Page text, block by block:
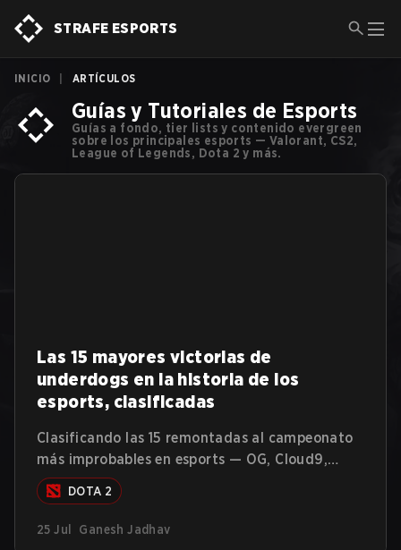
STRAFE ESPORTS
INICIO ARTÍCULOS
Guías y Tutoriales de Esports
Guías a fondo, tier lists y contenido evergreen
sobre los principales esports — Valorant, CS2,
League of Legends, Dota 2 y más.
Las 15 mayores victorias de
underdogs en la historia de los
esports, clasificadas
Clasificando las 15 remontadas al campeonato
más improbables en esports — OG, Cloud9,
Team Spirit y más — por una puntuación de
upset, no por vibes.
DOTA 2
25 Jul Ganesh Jadhav